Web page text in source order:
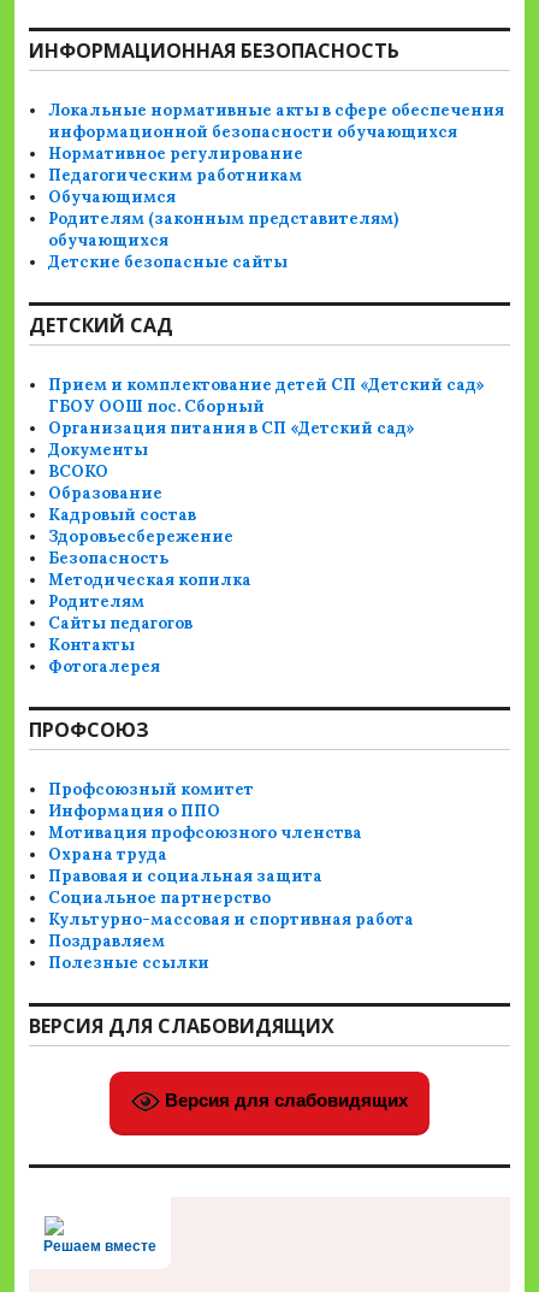
ИНФОРМАЦИОННАЯ БЕЗОПАСНОСТЬ
Локальные нормативные акты в сфере обеспечения
информационной безопасности обучающихся
Нормативное регулирование
Педагогическим работникам
Обучающимся
Родителям (законным представителям)
обучающихся
Детские безопасные сайты
ДЕТСКИЙ САД
Прием и комплектование детей СП «Детский сад»
ГБОУ ООШ пос. Сборный
Организация питания в СП «Детский сад»
Документы
ВСОКО
Образование
Кадровый состав
Здоровьесбережение
Безопасность
Методическая копилка
Родителям
Сайты педагогов
Контакты
Фотогалерея
ПРОФСОЮЗ
Профсоюзный комитет
Информация о ППО
Мотивация профсоюзного членства
Охрана труда
Правовая и социальная защита
Социальное партнерство
Культурно-массовая и спортивная работа
Поздравляем
Полезные ссылки
ВЕРСИЯ ДЛЯ СЛАБОВИДЯЩИХ
Версия для слабовидящих
Решаем вместе